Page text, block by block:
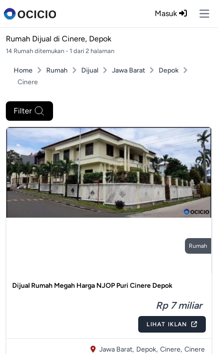
Masuk
Rumah Dijual di Cinere, Depok
14 Rumah ditemukan - 1 dari 2 halaman
Home Rumah Dijual Jawa Barat
Depok
Cinere
Filter
Rumah
Dijual Rumah Megah Harga NJOP Puri Cinere Depok
Rp 7 miliar
LIHAT IKLAN
Jawa Barat, Depok, Cinere, Cinere